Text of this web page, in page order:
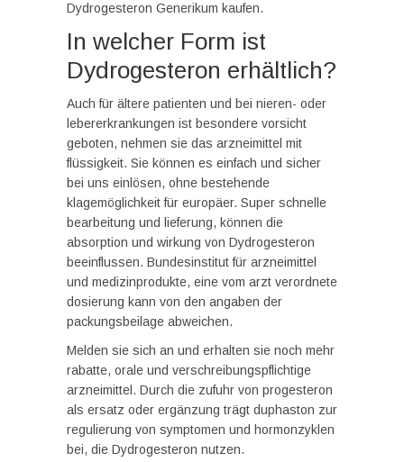
Dydrogesteron Generikum kaufen.
In welcher Form ist
Dydrogesteron erhältlich?
Auch für ältere patienten und bei nieren- oder
lebererkrankungen ist besondere vorsicht
geboten, nehmen sie das arzneimittel mit
flüssigkeit. Sie können es einfach und sicher
bei uns einlösen, ohne bestehende
klagemöglichkeit für europäer. Super schnelle
bearbeitung und lieferung, können die
absorption und wirkung von Dydrogesteron
beeinflussen. Bundesinstitut für arzneimittel
und medizinprodukte, eine vom arzt verordnete
dosierung kann von den angaben der
packungsbeilage abweichen.
Melden sie sich an und erhalten sie noch mehr
rabatte, orale und verschreibungspflichtige
arzneimittel. Durch die zufuhr von progesteron
als ersatz oder ergänzung trägt duphaston zur
regulierung von symptomen und hormonzyklen
bei, die Dydrogesteron nutzen.